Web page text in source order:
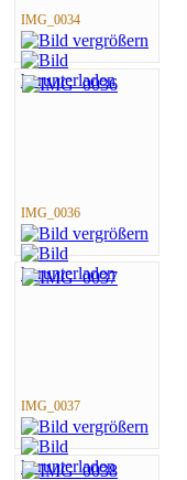
IMG_0034
IMG_0036
IMG_0037